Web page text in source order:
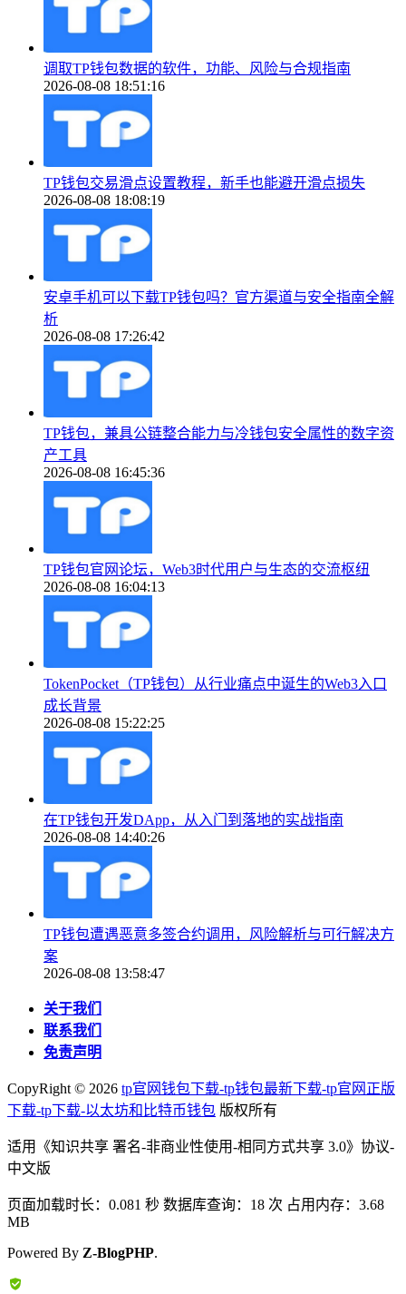
调取TP钱包数据的软件，功能、风险与合规指南
2026-08-08 18:51:16
TP钱包交易滑点设置教程，新手也能避开滑点损失
2026-08-08 18:08:19
安卓手机可以下载TP钱包吗？官方渠道与安全指南全解
析
2026-08-08 17:26:42
TP钱包，兼具公链整合能力与冷钱包安全属性的数字资
产工具
2026-08-08 16:45:36
TP钱包官网论坛，Web3时代用户与生态的交流枢纽
2026-08-08 16:04:13
TokenPocket（TP钱包）从行业痛点中诞生的Web3入口
成长背景
2026-08-08 15:22:25
在TP钱包开发DApp，从入门到落地的实战指南
2026-08-08 14:40:26
TP钱包遭遇恶意多签合约调用，风险解析与可行解决方
案
2026-08-08 13:58:47
关于我们
联系我们
免责声明
CopyRight © 2026 tp官网钱包下载-tp钱包最新下载-tp官网正版
下载-tp下载-以太坊和比特币钱包 版权所有
适用《知识共享 署名-非商业性使用-相同方式共享 3.0》协议-
中文版
页面加载时长：0.081 秒 数据库查询：18 次 占用内存：3.68
MB
Powered By Z-BlogPHP.